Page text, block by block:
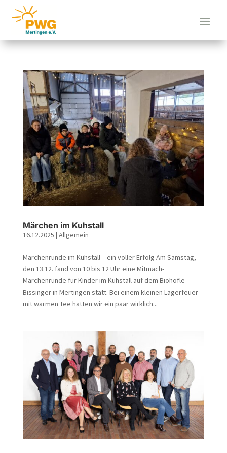
Märchen im Kuhstall
16.12.2025 | Allgemein
Märchenrunde im Kuhstall – ein voller Erfolg Am Samstag,
den 13.12. fand von 10 bis 12 Uhr eine Mitmach-
Märchenrunde für Kinder im Kuhstall auf dem Biohöfle
Bissinger in Mertingen statt. Bei einem kleinen Lagerfeuer
mit warmen Tee hatten wir ein paar wirklich...